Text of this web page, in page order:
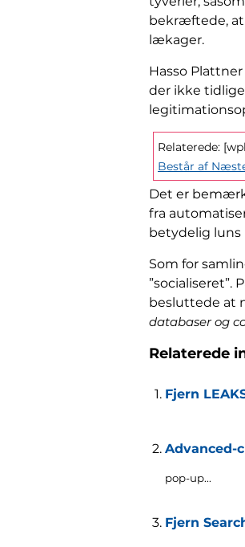
bekræftede,
lækager.
Hasso
der ikke
Relaterede:
Består af
Det er
fra
betydelig luns
Som for
”socialiseret”.
besluttede at
databaser og
Relaterede
Fjern
Advanced-
pop-up...
Fjern